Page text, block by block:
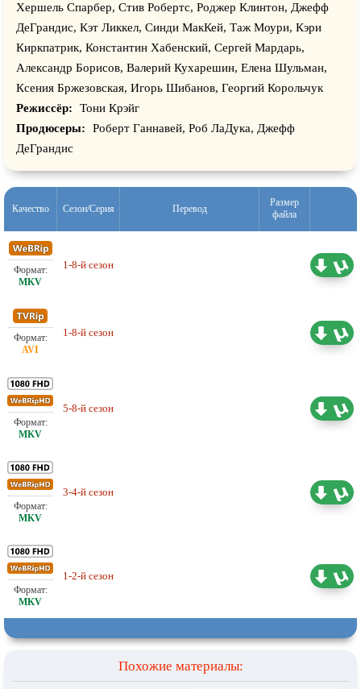
Хершель Спарбер, Стив Робертс, Роджер Клинтон, Джефф
ДеГрандис, Кэт Ликкел, Синди МакКей, Таж Моури, Кэри
Киркпатрик, Константин Хабенский, Сергей Мардарь,
Александр Борисов, Валерий Кухарешин, Елена Шульман,
Ксения Бржезовская, Игорь Шибанов, Георгий Корольчук
Режиссёр:
Тони Крэйг
Продюсеры:
Роберт Ганнавей, Роб ЛаДука, Джефф
ДеГрандис
Качество Сезон/Серия Перевод
Размер
файла
1-8-й сезон
1-8-й сезон
5-8-й сезон
3-4-й сезон
1-2-й сезон
Похожие материалы: